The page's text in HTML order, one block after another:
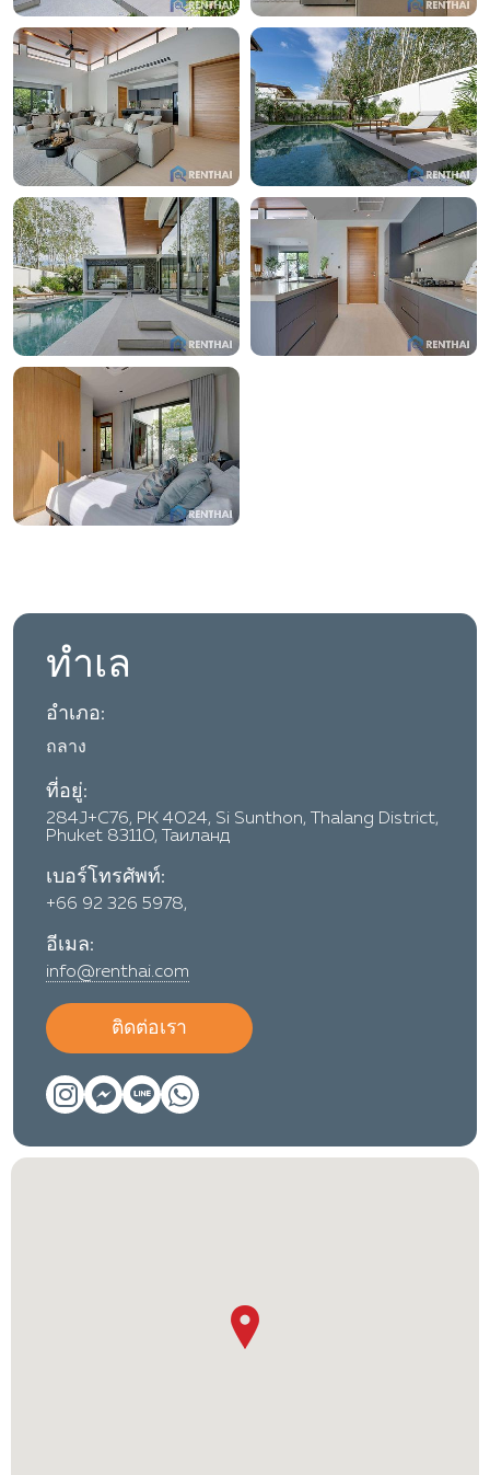
ทำเล
อำเภอ:
ถลาง
ที่อยู่:
284J+C76, PK 4024, Si Sunthon, Thalang District,
Phuket 83110, Таиланд
เบอร์โทรศัพท์:
+66 92 326 5978,
อีเมล:
info@renthai.com
ติดต่อเรา